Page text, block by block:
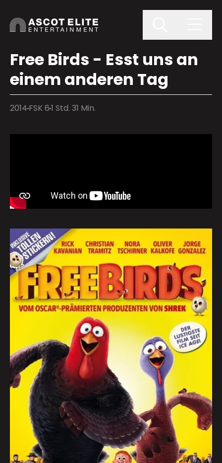
Free Birds - Esst uns an
einem anderen Tag
2014 FSK 61 Std. 31 Min.